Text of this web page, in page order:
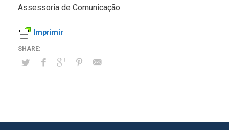
Assessoria de Comunicação
Imprimir